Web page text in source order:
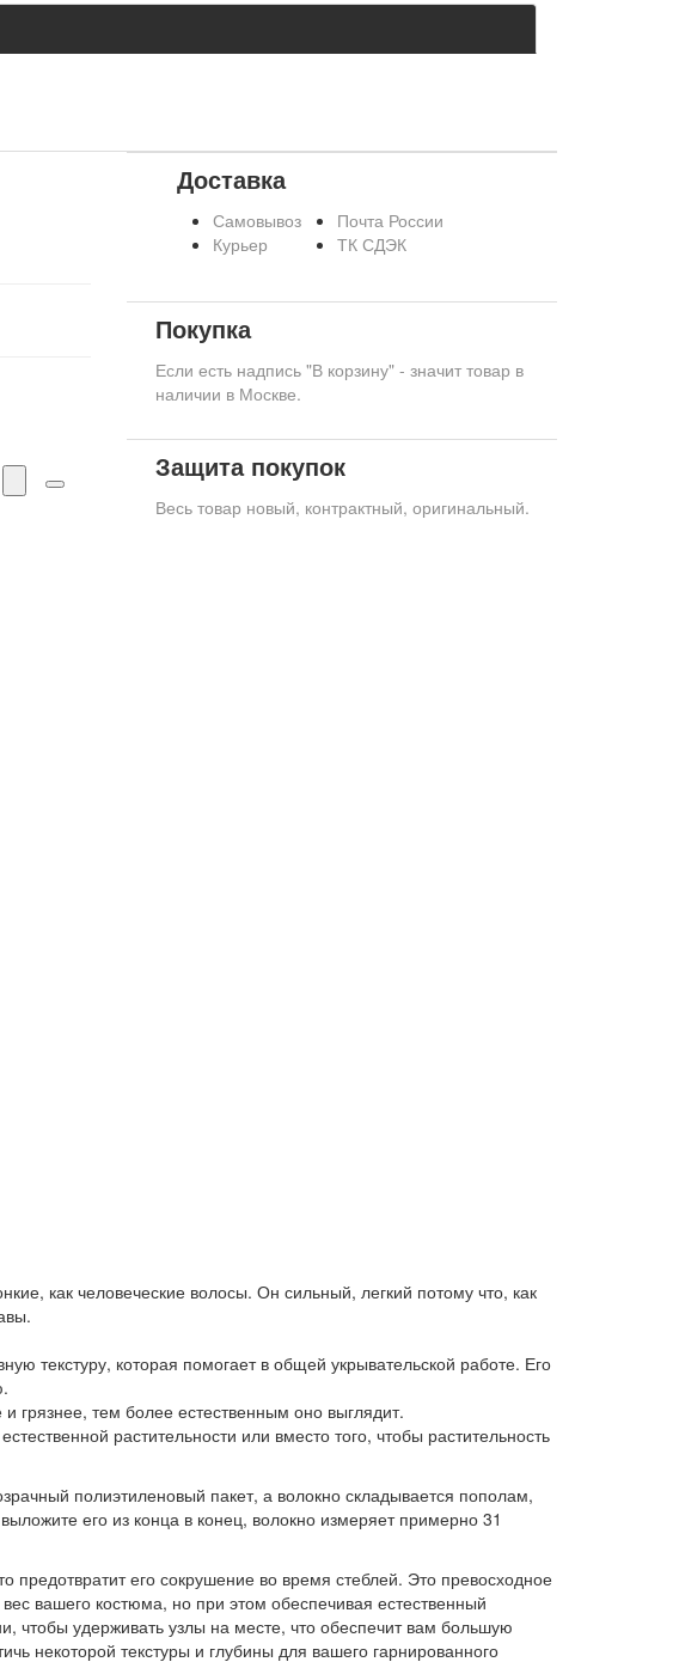
Доставка
Самовывоз
Курьер
Почта России
ТК СДЭК
Покупка
Если есть надпись "В корзину" - значит товар в
наличии в Москве.
Защита покупок
Весь товар новый, контрактный, оригинальный.
как человеческие волосы. Он сильный, легкий потому что, как
текстуру, которая помогает в общей укрывательской работе. Его
грязнее, тем более естественным оно выглядит.
растительности или вместо того, чтобы растительность
полиэтиленовый пакет, а волокно складывается пополам,
его из конца в конец, волокно измеряет примерно 31
предотвратит его сокрушение во время стеблей. Это превосходное
вашего костюма, но при этом обеспечивая естественный
чтобы удерживать узлы на месте, что обеспечит вам большую
некоторой текстуры и глубины для вашего гарнированного